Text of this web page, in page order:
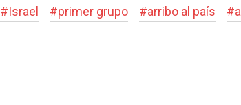
#Israel #primer grupo #arribo al país #